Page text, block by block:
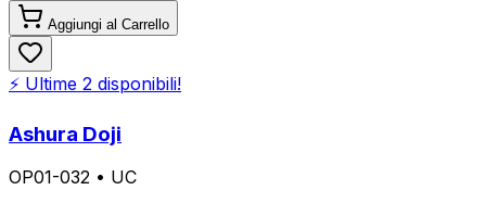
Aggiungi al Carrello
⚡ Ultime 2 disponibili!
Ashura Doji
OP01-032 • UC